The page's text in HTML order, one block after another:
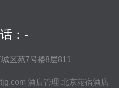
：-
区苑7号楼8层811
酒店管理 北京苑宿酒店